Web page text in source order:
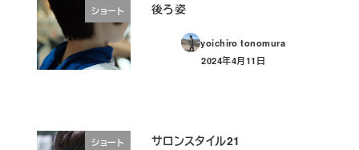
ショート 後ろ姿
yoichiro tonomura
投稿日
2024年4月11日
ショート サロンスタイル21